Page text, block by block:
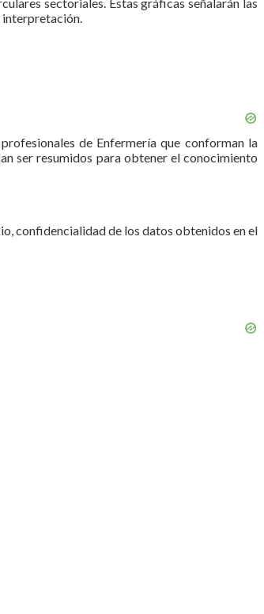
interpretación.
de Enfermería que conforman la
ser resumidos para obtener el conocimiento
confidencialidad de los datos obtenidos en el